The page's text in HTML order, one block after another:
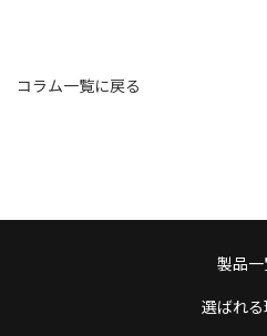
コラム一覧に戻る
製品
選ばれ